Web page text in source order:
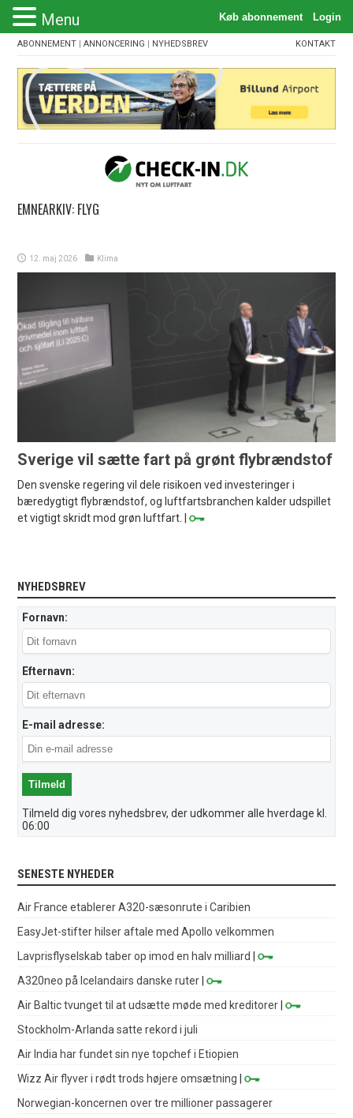
ABONNEMENT |ANNONCERING | NYHEDSBREV KONTAKT
EMNEARKIV: FLYG
12. maj 2026 Klima
Sverige vil sætte fart på grønt flybrændstof
Den svenske regering vil dele risikoen ved investeringer i
bæredygtigt flybrændstof, og luftfartsbranchen kalder udspillet
et vigtigt skridt mod grøn luftfart. |
NYHEDSBREV
Fornavn:
Efternavn:
E-mail adresse:
Tilmeld dig vores nyhedsbrev, der udkommer alle hverdage kl.
06:00
SENESTE NYHEDER
Air France etablerer A320-sæsonrute i Caribien
EasyJet-stifter hilser aftale med Apollo velkommen
Lavprisflyselskab taber op imod en halv milliard
|
A320neo på Icelandairs danske ruter |
Air Baltic tvunget til at udsætte møde med kreditorer |
Stockholm-Arlanda satte rekord i juli
Air India har fundet sin nye topchef i Etiopien
Wizz Air flyver i rødt trods højere omsætning |
Norwegian-koncernen over tre millioner passagerer
Menu